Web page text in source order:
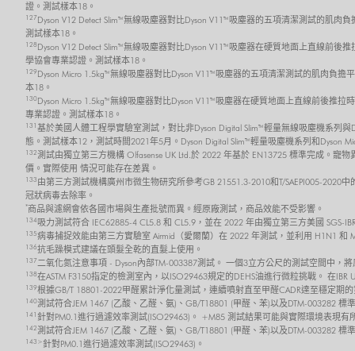
證。測試樣本18。
127 Dyson V12 Detect Slim™ 無線吸塵器對比Dyson V11™吸塵器的五項清潔測試的肌
測試樣本18。
128 Dyson V12 Detect Slim™ 無線吸塵器對比Dyson V11™吸塵器在硬質地面上直線前
學協會專業認證。測試樣本18。
129 Dyson Micro 1.5kg™ 無線吸塵器對比Dyson V11™吸塵器的五項清潔測試的肌肉負
本18。
130Dyson Micro 1.5kg™ 無線吸塵器對比Dyson V11™吸塵器在硬質地面上直線前後推
專業認證。測試樣本18。
131 基於美國人體工程學實驗室測試，對比非Dyson Digital Slim™ 輕量無線吸塵機系列
態。測試樣本12，測試時間2021年5月。Dyson Digital Slim™ 輕量吸塵機系列和Dyson
132 測試由獨立第三方機構 Olfasense UK Ltd.於 2022 年基於 EN13725 標準完成。
價。實際使用 情況可能存在差異。
133 由第三方測試機構廣州市微生物研究所參考GB 21551.3-2010和T/SAEPI005-
冠狀病毒去除率。
*商品與濾網會依各國市場與生產批號而異。經原廠測試，商品效能不受影響。
134 吸力測試符合 IEC62885-4 CL5.8 和 CL5.9，並在 2022 年由獨立第三方美國
135病毒捕捉效能由第三方實驗室 Airmid（愛爾蘭）在 2022 年測試，並利用 H1N1 和
136抗毛躁模式建議在頭髮全乾的直髮上使用。
137二氧化氮注意事項 - Dyson內部TM-003387測試。 一個3立方公尺的測試空間中，
138在ASTM F3150指定的檢測室內，以ISO29463規定的DEHS油進行微粒挑戰。 在
139根據GB/T 18801-2022甲醛累計淨化量測試，連續噴射直至甲醛CADR達至穩定期
140測試符合JEM 1467 (乙酸、乙醛、氨)、GB/T18801 (甲醛、苯)以及DTM-003282
141 針對PM0.1進行過濾效率測試(ISO29463)。 +M85 測試結果可能與實際環境表現有
142 測試符合JEM 1467 (乙酸、乙醛、氨)、GB/T18801 (甲醛、苯)以及DTM-003282 標
143> 針對PM0.1進行過濾效率測試(ISO29463)。